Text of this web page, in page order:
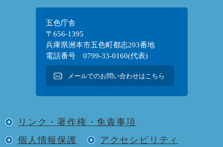
五色庁舎
〒656-1395
兵庫県洲本市五色町都志203番地
電話番号 0799-33-0160(代表)
メールでのお問い合わせはこちら
リンク・著作権・免責事項
個人情報保護
アクセシビリティ